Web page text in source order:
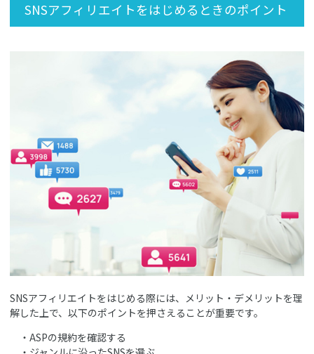
SNSアフィリエイトをはじめるときのポイント
SNSアフィリエイトをはじめる際には、メリット・デメリットを理
解した上で、以下のポイントを押さえることが重要です。
・ASPの規約を確認する